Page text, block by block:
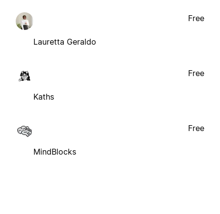
Lauretta Geraldo
Free
Kaths
Free
MindBlocks
Free